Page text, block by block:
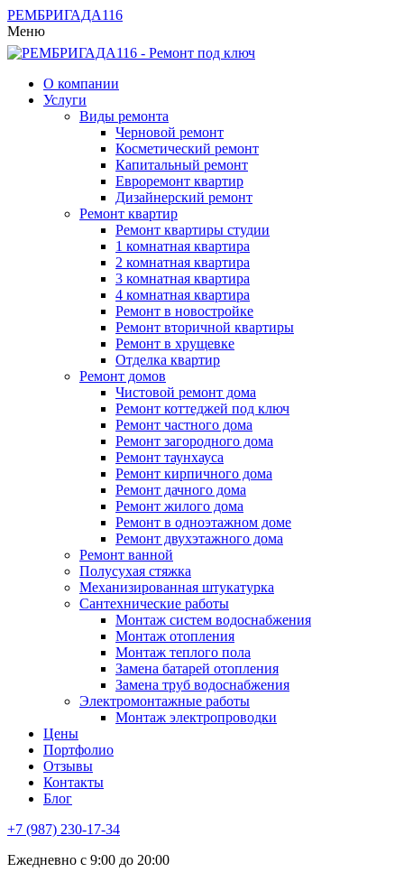
РЕМБРИГАДА116
Меню
О компании
Услуги
Виды ремонта
Черновой ремонт
Косметический ремонт
Капитальный ремонт
Евроремонт квартир
Дизайнерский ремонт
Ремонт квартир
Ремонт квартиры студии
1 комнатная квартира
2 комнатная квартира
3 комнатная квартира
4 комнатная квартира
Ремонт в новостройке
Ремонт вторичной квартиры
Ремонт в хрущевке
Отделка квартир
Ремонт домов
Чистовой ремонт дома
Ремонт коттеджей под ключ
Ремонт частного дома
Ремонт загородного дома
Ремонт таунхауса
Ремонт кирпичного дома
Ремонт дачного дома
Ремонт жилого дома
Ремонт в одноэтажном доме
Ремонт двухэтажного дома
Ремонт ванной
Полусухая стяжка
Механизированная штукатурка
Сантехнические работы
Монтаж систем водоснабжения
Монтаж отопления
Монтаж теплого пола
Замена батарей отопления
Замена труб водоснабжения
Электромонтажные работы
Монтаж электропроводки
Цены
Портфолио
Отзывы
Контакты
Блог
+7 (987) 230-17-34
Ежедневно с 9:00 до 20:00